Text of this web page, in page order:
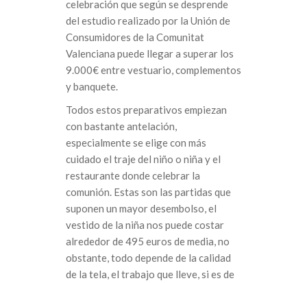
celebración que según se desprende
del estudio realizado por la Unión de
Consumidores de la Comunitat
Valenciana puede llegar a superar los
9.000€ entre vestuario, complementos
y banquete.
Todos estos preparativos empiezan
con bastante antelación,
especialmente se elige con más
cuidado el traje del niño o niña y el
restaurante donde celebrar la
comunión. Estas son las partidas que
suponen un mayor desembolso, el
vestido de la niña nos puede costar
alrededor de 495 euros de media, no
obstante, todo depende de la calidad
de la tela, el trabajo que lleve, si es de